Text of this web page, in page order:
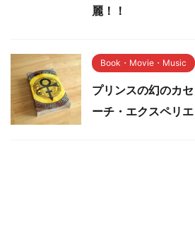
麗！！
Book・Movie・Music
プリンスの幻のカ
ーチ・エクスペリエ